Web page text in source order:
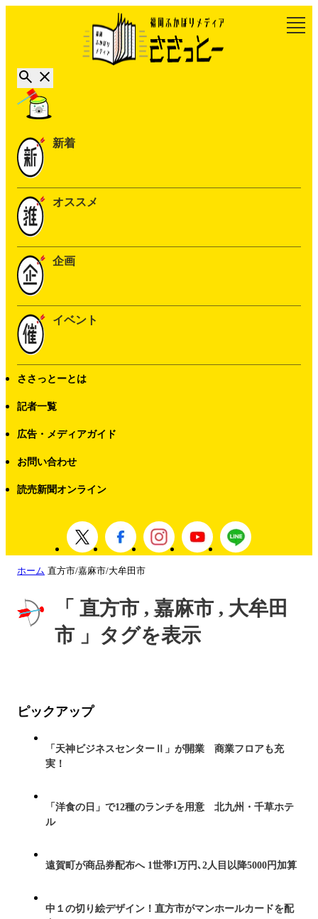
新着
オススメ
企画
イベント
ささっとーとは
記者一覧
広告・メディアガイド
お問い合わせ
読売新聞オンライン
ホーム 直方市/嘉麻市/大牟田市
「 直方市 , 嘉麻市 , 大牟田
市 」タグを表示
ピックアップ
「天神ビジネスセンターⅡ」が開業 商業フロアも充
実！
「洋食の日」で12種のランチを用意 北九州・千草ホテ
ル
遠賀町が商品券配布へ 1世帯1万円､2人目以降5000円加算
中１の切り絵デザイン！直方市がマンホールカードを配